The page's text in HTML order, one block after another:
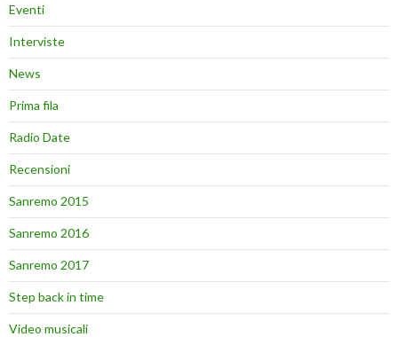
Eventi
Interviste
News
Prima fila
Radio Date
Recensioni
Sanremo 2015
Sanremo 2016
Sanremo 2017
Step back in time
Video musicali